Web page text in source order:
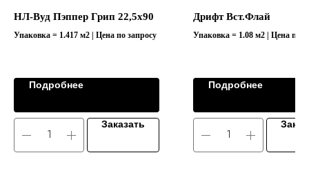
НЛ-Вуд Пэппер Грип 22,5х90
Упаковка = 1.417 м2 | Цена по запросу
Подробнее
Заказать
Дрифт Вст.Флай
Упаковка = 1.08 м2 | Цена по
Подробнее